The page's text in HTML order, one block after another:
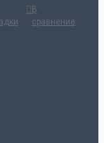
В
сравнение